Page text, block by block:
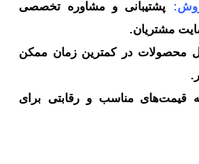
پشتیبانی و مشاوره تخصصی
در کمترین زمان ممکن
مناسب و رقابتی برای